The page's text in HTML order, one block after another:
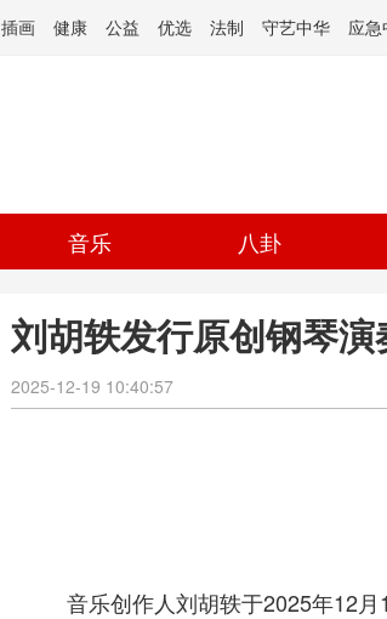
插画 健康 公益 优选 法制 守艺中华 应急
音乐 八卦
刘胡轶发行原创钢琴
2025-12-19 10:40:57
音乐创作人刘胡轶于2025年12